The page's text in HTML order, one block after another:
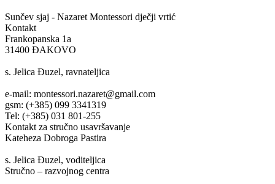
Sunčev sjaj - Nazaret Montessori dječji vrtić
Kontakt
Frankopanska 1a
31400 ĐAKOVO
s. Jelica Đuzel, ravnateljica
e-mail: montessori.nazaret@gmail.com
gsm: (+385) 099 3341319
Tel: (+385) 031 801-255
Kontakt za stručno usavršavanje
Kateheza Dobroga Pastira
s. Jelica Đuzel, voditeljica
Stručno – razvojnog centra